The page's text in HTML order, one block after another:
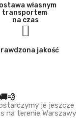
własnym
transportem
na czas
jakość
je jeszcze
na terenie Warszawy